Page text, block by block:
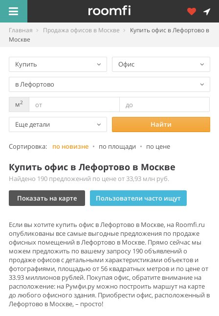
Главная Продажа офисов в Москве
Купить офис в Лефортово в
Москве
Купить Офис
в Лефортово
м2
Еще детали Найти
Сортировка: по новизне • по площади • по цене
Купить офис в Лефортово в Москве
Найдено 190 предложений по цене от 33,93 млн руб.
Показать на карте Пользователи часто ищут
Если вы хотите купить офис в Лефортово в Москве, на Roomfi.ru
опубликованы все самые выгодные предложения по продаже
офисных помещений в Лефортово в Москве. Прямо сейчас мы
можем предложить по вашему запросу 190 объявлений о
продаже офисов с детальными характеристиками объектов и
фотографиями, площадью от 56 квадратных метров и по цене от
33.93 миллионов рублей. Покупая офис, обратите внимание на
расположение: на Румфи.ру можно построить маршут на карте
до любого офисного здания. Приобрести офис, расположенный в
Лефортово в Москве, – просто!